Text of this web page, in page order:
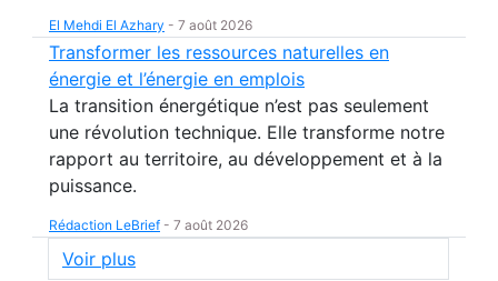
El Mehdi El Azhary - 7 août 2026
Transformer les ressources naturelles en
énergie et l’énergie en emplois
La transition énergétique n’est pas seulement
une révolution technique. Elle transforme notre
rapport au territoire, au développement et à la
puissance.
Rédaction LeBrief - 7 août 2026
Voir plus